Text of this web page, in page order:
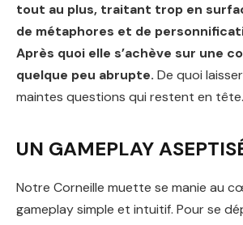
tout au plus, traitant trop en
de métaphores et de
Après quoi elle s’achève sur une
quelque peu abrupte. De quoi
maintes questions qui restent en tête.
UN GAMEPLAY
Notre Corneille muette se manie au
gameplay simple et intuitif. Pour se